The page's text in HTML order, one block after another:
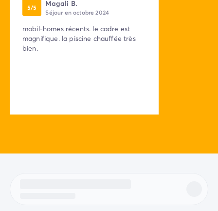
5/5 Magali B.
Séjour en octobre 2024
mobil-homes récents. le cadre est
magnifique. la piscine chauffée très
bien.